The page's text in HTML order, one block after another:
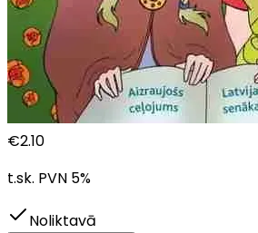
€2.10
t.sk. PVN 5%
Noliktavā